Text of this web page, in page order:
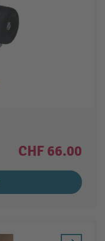
CHF 66.00